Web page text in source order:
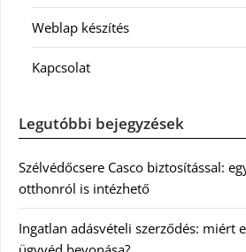
Weblap készítés
Kapcsolat
Legutóbbi bejegyzések
Szélvédőcsere Casco biztosítással:
otthonról is intézhető
Ingatlan adásvételi szerződés: miért